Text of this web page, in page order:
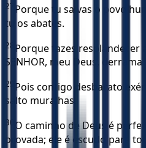
27 Porque tu salvas o povo
tu os abates.
28 Porque fazes resplandecer
SENHOR, meu Deus,
29 Pois contigo desbarato
salto muralhas.
30 O caminho de Deus é
provada; ele é escudo para